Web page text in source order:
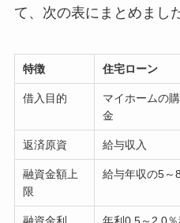
て、次の表にまとめまし
特徴 住宅ローン
借入目的
マイホームの
金
返済原資 給与収入
融資金額上
限
給与年収の5～